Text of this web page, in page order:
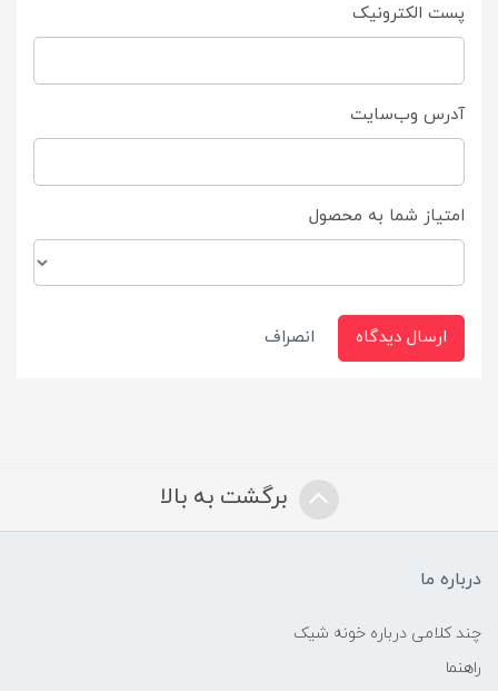
پست الکترونیک
آدرس وب‌سایت
امتیاز شما به محصول
ارسال دیدگاه انصراف
برگشت به بالا
درباره ما
چند کلامی درباره خونه شیک
راهنما